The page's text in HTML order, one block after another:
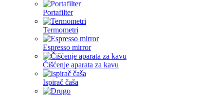
Portafilter
Termometri
Espresso mirror
Čišćenje aparata za kavu
Ispirač čaša